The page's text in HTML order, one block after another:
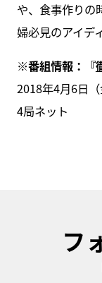
や、食事作りの
婦必見のアイデ
※番組情報： 『
2018年4月6日
4局ネット
フ